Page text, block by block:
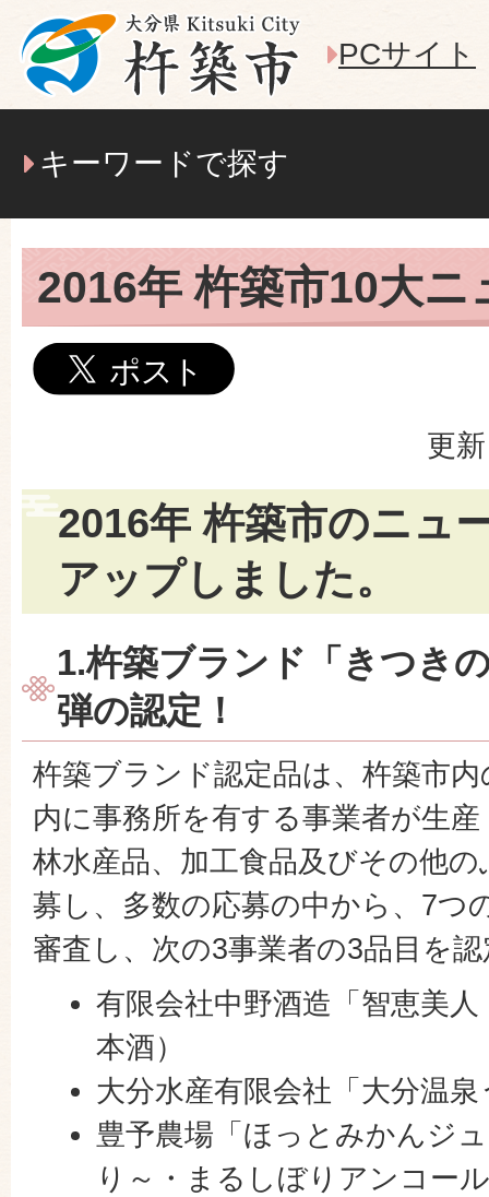
PCサイト
キーワードで探す
2016年 杵築市10大ニ
更
2016年 杵築市のニュ
アップしました。
1.杵築ブランド「きつき
弾の認定！
杵築ブランド認定品は、杵築市
内に事務所を有する事業者が生
林水産品、加工食品及びその他
募し、多数の応募の中から、7つ
審査し、次の3事業者の3品目を
有限会社中野酒造「智恵美
本酒）
大分水産有限会社「大分温
豊予農場「ほっとみかんジ
り～・まるしぼりアンコー